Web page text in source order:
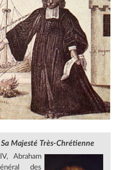
Sa Majesté Très-Chrétienne
Abraham
des